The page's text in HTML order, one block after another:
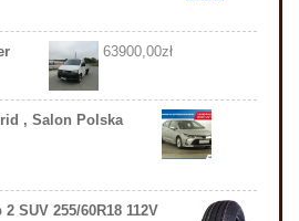
63900,00zł
, Salon Polska
SUV 255/60R18 112V